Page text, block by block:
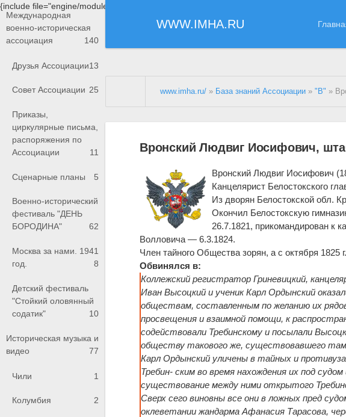
{include file="engine/modules/saperu/head.php"}
WWW.IMHA.RU
Международная
военно-историческая
ассоциация
140
Друзья Ассоциации13
Совет Ассоциации 25
Приказы,
циркулярные письма,
распоряжения по
Ассоциации
11
Сценарные планы 5
Военно-исторический
фестиваль "ДЕНЬ
БОРОДИНА"
62
Москва за нами. 1941
год.
8
Детский фестиваль
"Стойкий оловянный
содатик"
10
Историческая музыка и
видео
77
Чили 1
Колумбия 2
www.imha.ru/ » База знаний Ассоциации »"В" »
Вронский Людвиг Иосифович,
Вронский Людвиг Иосифович
Канцелярист Белостокского
Из дворян Белостокской обл.
Окончил Белостокскую
26.7.1821, прикомандирован к
Волловича — 6.3.1824.
Член тайного Общества зорян, а с октября 1825
Обвинялся в:
Коллежский регистратор Гриневицкий,
Иван Высоцкий и ученик Карл Ордынский
обществам, составленным по желанию их
просвещения и взаимной помощи, к
содействовали Требинскому и посылали
обществу такового же, существовавшего там
Карл Ордынский уличены в тайных и
Требин- ским во время нахождения их под
существование между ними открытого
Сверх сего виновны все они в ложных пред
оклеветании жандарма Афанасия Тарасова,